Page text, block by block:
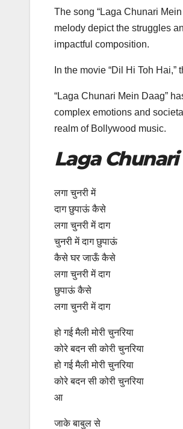
The song “Laga Chunari
melody depict the struggles
impactful composition.
In the movie “Dil Hi Toh
“Laga Chunari Mein Daag”
complex emotions and
realm of Bollywood music.
Laga
लगा चुनरी में
दाग छुपाऊं कैसे
लगा चुनरी में दाग
चुनरी में दाग छुपाऊं
कैसे घर जाऊँ कैसे
लगा चुनरी में दाग
छुपाऊं कैसे
लगा चुनरी में दाग
हो गई मैली मोरी चुनरिया
कोरे बदन सी कोरी चुनरिया
हो गई मैली मोरी चुनरिया
कोरे बदन सी कोरी चुनरिया
आ
जाके बाबुल से